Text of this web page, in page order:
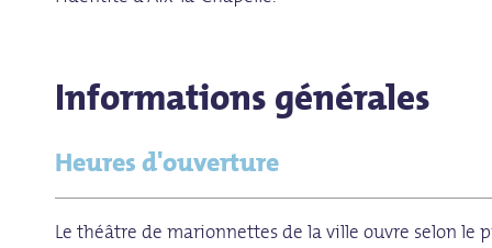
Informations générales
Heures d'ouverture
Le théâtre de marionnettes de la ville ouvre selon le